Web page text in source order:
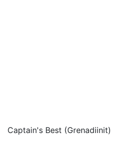
Captain's Best (Grenadiinit)